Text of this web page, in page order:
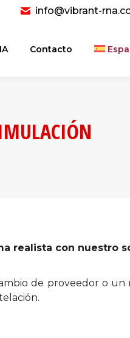
info@vibrant-
Contacto
realista con nuestro
de proveedor o un